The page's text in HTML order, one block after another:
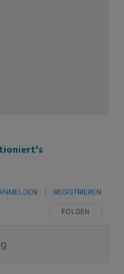
FOLGE DIESER
FOLGEN
REGISTRIEREN